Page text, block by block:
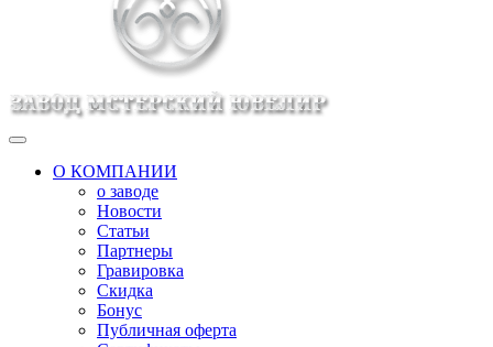
О КОМПАНИИ
о заводе
Новости
Статьи
Партнеры
Гравировка
Скидка
Бонус
Публичная оферта